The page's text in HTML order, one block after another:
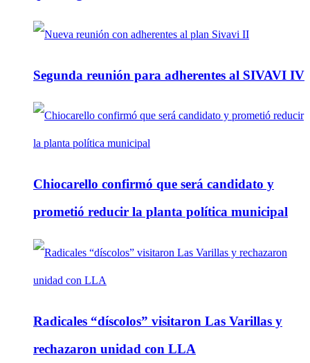
Segunda reunión para adherentes al SIVAVI IV
Chiocarello confirmó que será candidato y
prometió reducir la planta política municipal
Radicales “díscolos” visitaron Las Varillas y
rechazaron unidad con LLA